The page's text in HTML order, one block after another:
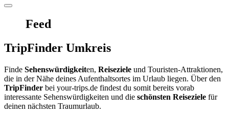
Feed
TripFinder Umkreis
Finde Sehenswürdigkeiten, Reiseziele und Touristen-Attraktionen,
die in der Nähe deines Aufenthaltsortes im Urlaub liegen. Über den
TripFinder bei your-trips.de findest du somit bereits vorab
interessante Sehenswürdigkeiten und die schönsten Reiseziele für
deinen nächsten Traumurlaub.